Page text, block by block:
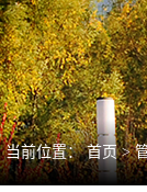
当前位置：首页>